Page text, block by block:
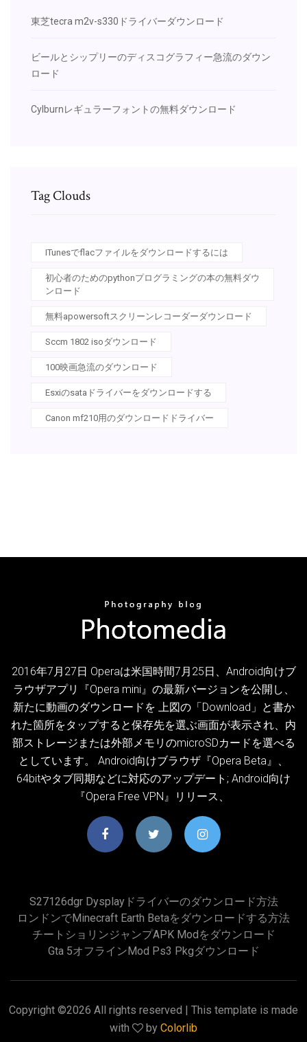
東芝tecra m2v-s330ドライバーダウンロード
ビールとシップリーのディスコグラフィー急流のダウン
ロード
Cylburnレギュラーフォントの無料ダウンロード
Tag Clouds
ITunesでflacファイルをダウンロードするには
初心者のためのpythonプログラミングの本の無料ダウ
ンロード
無料apowersoftスクリーンレコーダーダウンロード
Sccm 1802 isoダウンロード
100映画急流のダウンロード
Esxiのsataドライバーをダウンロードする
Canon mf210用のダウンロードドライバー
2016年7月27日 Operaは米国時間7月25日、Android向けブ
ラウザアプリ『Opera mini』の最新バージョンを公開し、
新たに動画のダウンロードを 上図の「Download」と書か
れた箇所をタップすると保存先を選ぶ画面が表示され、内
部ストレージまたは外部メモリのmicroSDカードを選べる
としています。 Android向けブラウザ『Opera Beta』、
64bitやタブ同期などに対応のアップデート; Android向け
『Opera Free VPN』リリース、
S27126dgr Dysplayドライバーのダウンロード方法
ロンドンでMinecraft Earth Betaをダウンロードする方法
チートショリンジャンプAPK Modをダウンロード
Gta 5オフラインmod Ps3 Pkgダウンロード
Copyright ©2026 All rights reserved | This template is made
with
by Colorlib